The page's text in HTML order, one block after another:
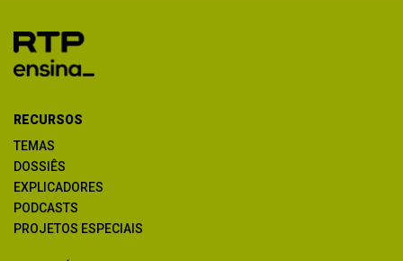
RECURSOS
TEMAS
DOSSIÊS
EXPLICADORES
PODCASTS
PROJETOS ESPECIAIS